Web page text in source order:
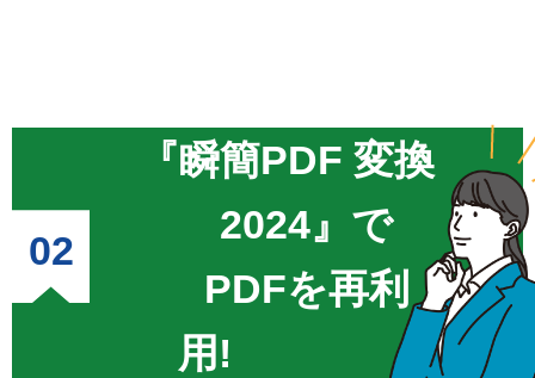
02
『瞬簡PDF 変換
2024』で
PDFを再利
用!